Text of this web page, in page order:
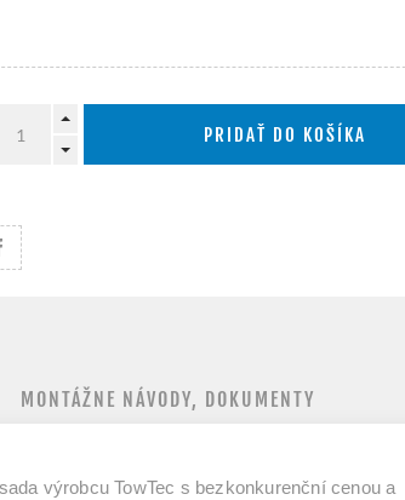
PRIDAŤ DO KOŠÍKA
MONTÁŽNE NÁVODY, DOKUMENTY
výrobcu TowTec s bezkonkurenční cenou a